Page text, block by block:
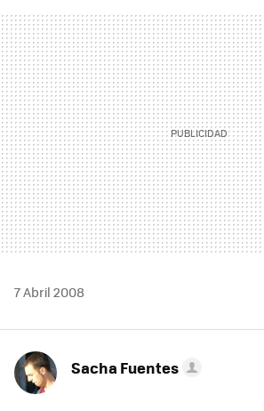
MAIL
7 Abril 2008
Sacha Fuentes